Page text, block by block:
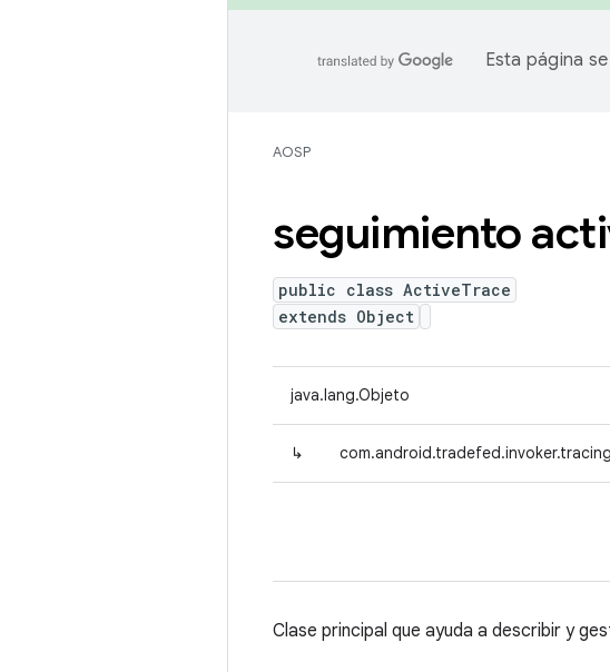
Esta página
AOSP
seguimiento
public class ActiveTrace
extends Object
java.lang.Objeto
↳
Clase principal que ayuda a describir y